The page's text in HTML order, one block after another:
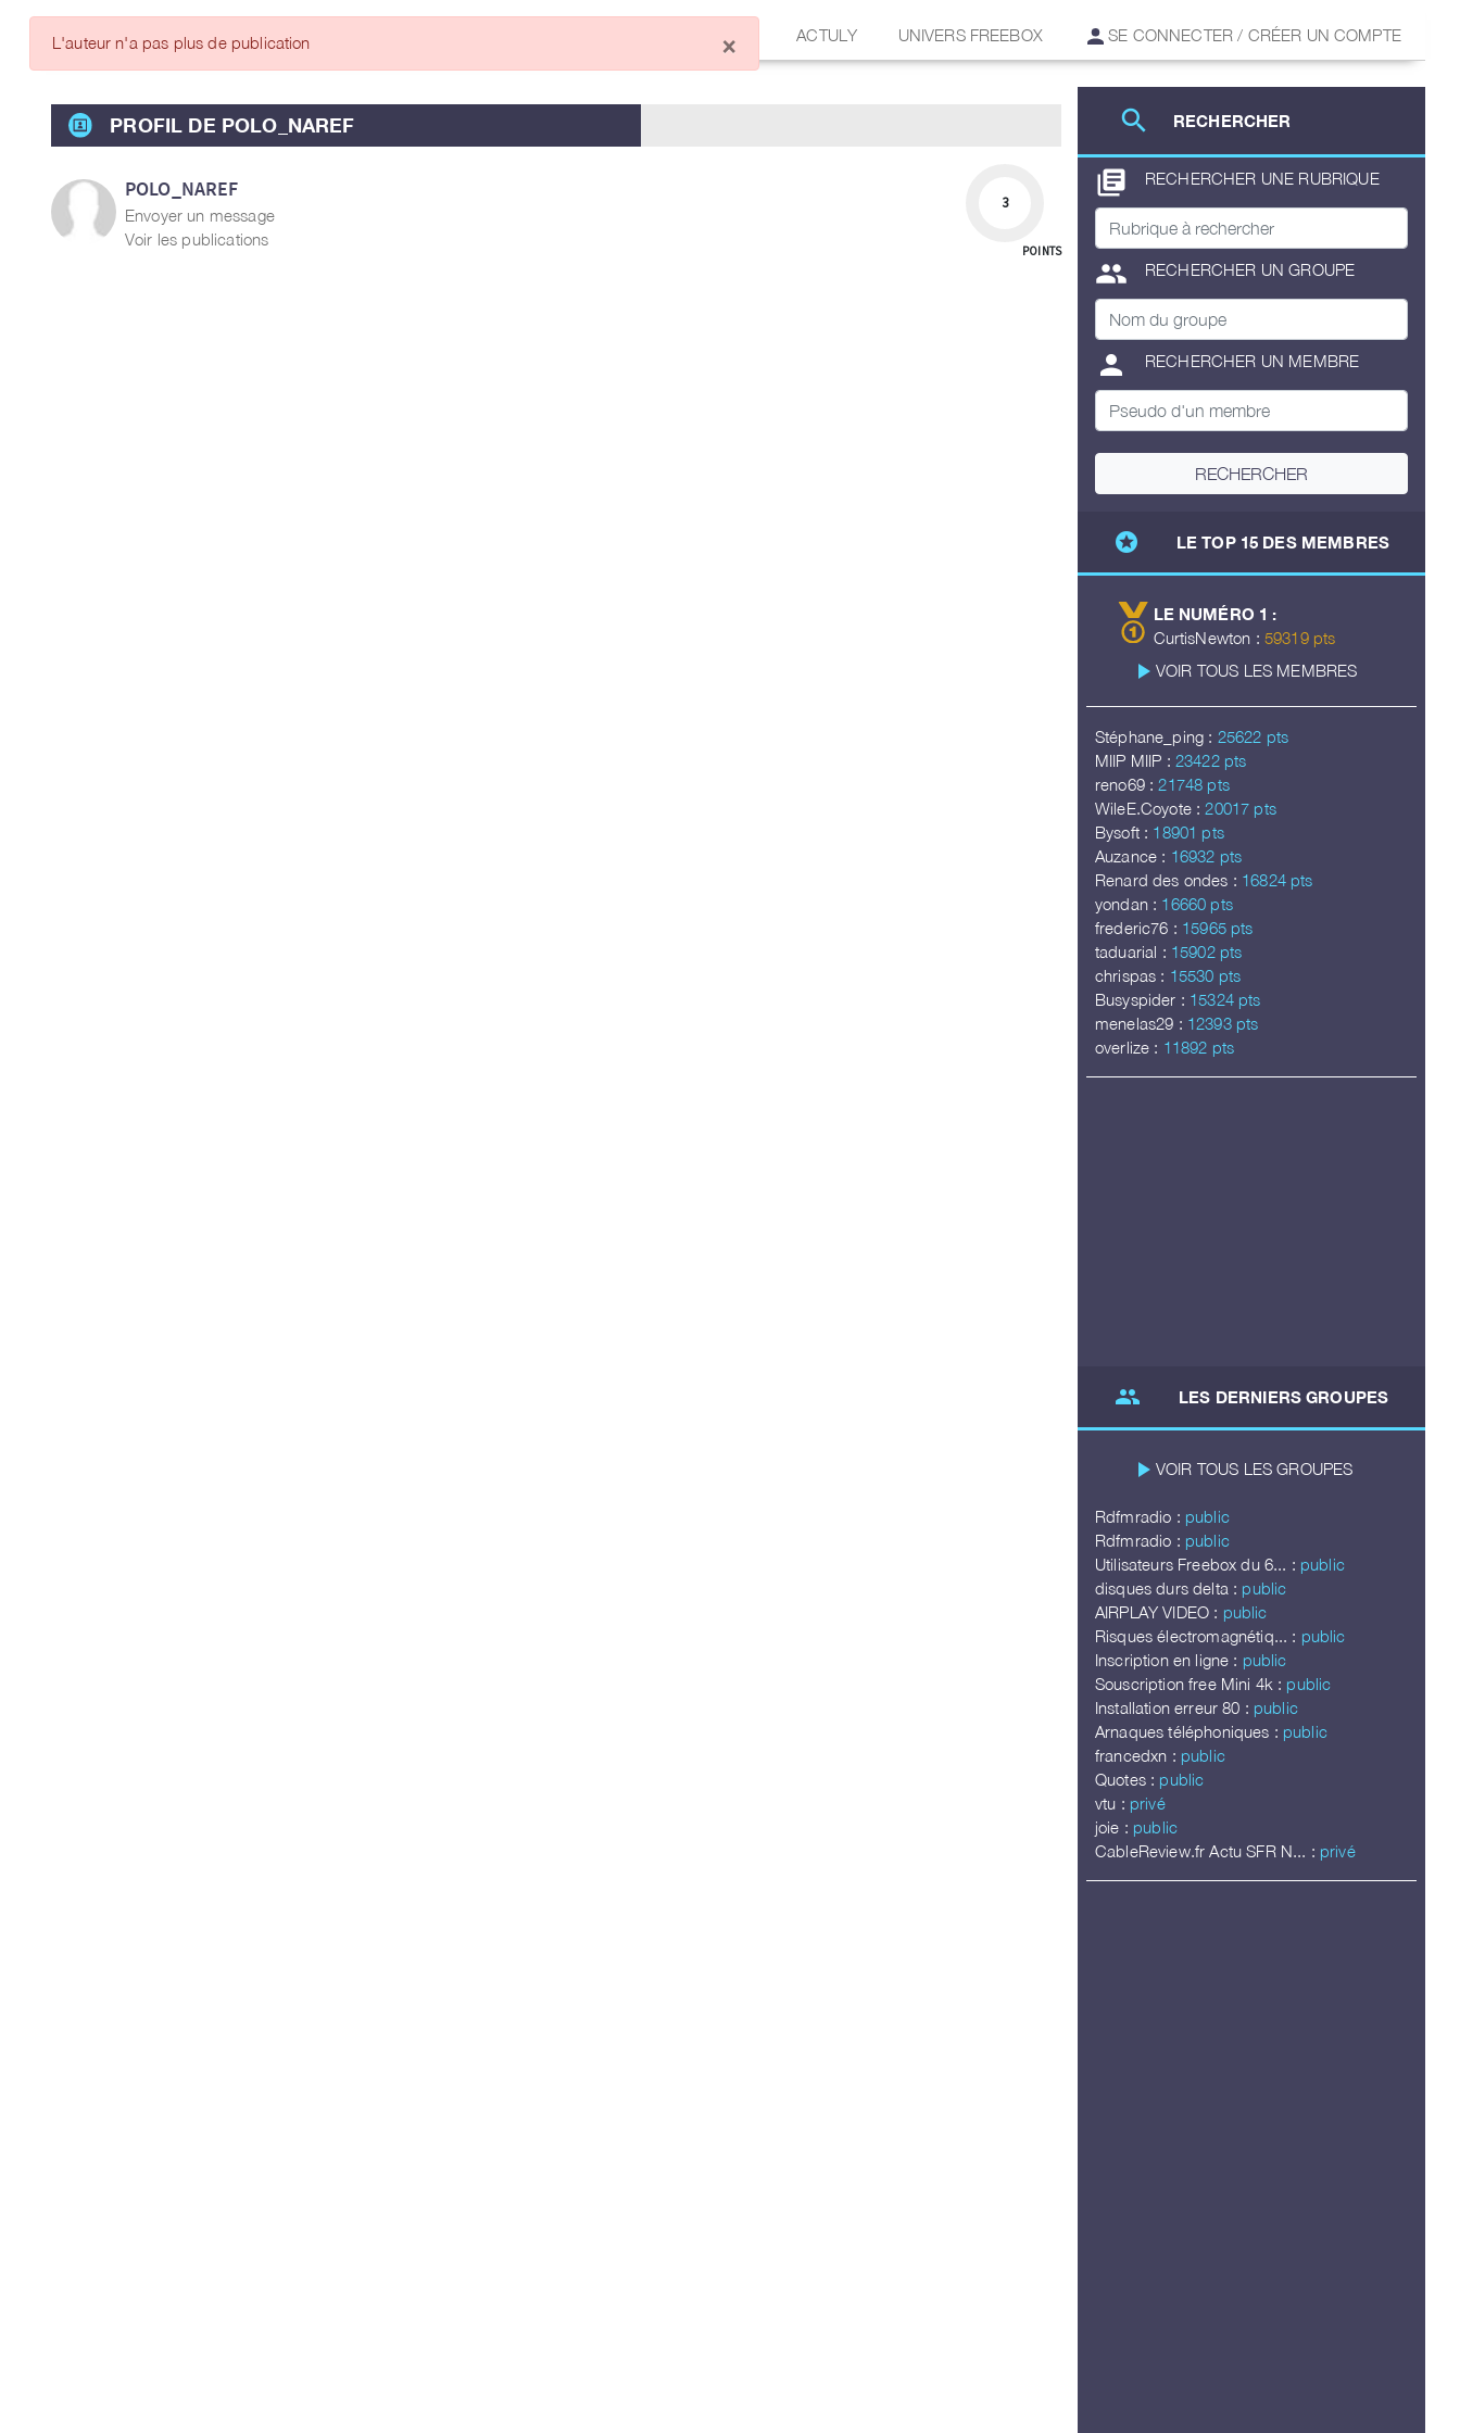
ARTICLES DES MEMBRES ACTULY UNIVERS FREEBOX SE CONNECTER / CRÉER UN COMPTE
search RECHERCHER
library_books RECHERCHER UNE RUBRIQUE
group RECHERCHER UN GROUPE
person RECHERCHER UN MEMBRE
RECHERCHER
stars LE TOP 15 DES MEMBRES
LE NUMÉRO 1 :
CurtisNewton : 59319 pts
play_arrow VOIR TOUS LES MEMBRES
Stéphane_ping : 25622 pts
MIIP MIIP : 23422 pts
reno69 : 21748 pts
WileE.Coyote : 20017 pts
Bysoft : 18901 pts
Auzance : 16932 pts
Renard des ondes : 16824 pts
yondan : 16660 pts
frederic76 : 15965 pts
taduarial : 15902 pts
chrispas : 15530 pts
Busyspider : 15324 pts
menelas29 : 12393 pts
overlize : 11892 pts
group LES DERNIERS GROUPES
play_arrow VOIR TOUS LES GROUPES
Rdfmradio : public
Rdfmradio : public
Utilisateurs Freebox du 6... : public
disques durs delta : public
AIRPLAY VIDEO : public
Risques électromagnétiq... : public
Inscription en ligne : public
Souscription free Mini 4k : public
Installation erreur 80 : public
Arnaques téléphoniques : public
francedxn : public
Quotes : public
vtu : privé
joie : public
CableReview.fr Actu SFR N... : privé
PROFIL DE POLO_NAREF
POLO_NAREF
Envoyer un message
Voir les publications
3
POINTS
L'auteur n'a pas plus de publication ×